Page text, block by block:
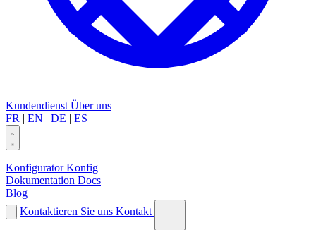
Kundendienst Über uns
FR | EN | DE | ES
Konfigurator Konfig
Dokumentation Docs
Blog
Kontaktieren Sie uns Kontakt